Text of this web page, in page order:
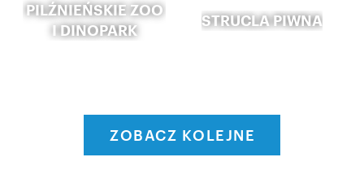
PILŹNIEŃSKIE ZOO
I DINOPARK
STRUCLA PIWNA
ZOBACZ KOLEJNE